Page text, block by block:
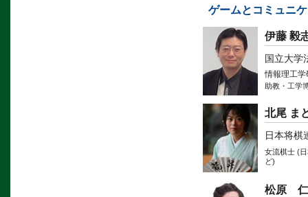
ゲームとコミュニ
伊藤 毅
国立大学
情報理工
助教・工学
北尾 ま
日本将棋
女流棋士 (
ど)
松原 仁